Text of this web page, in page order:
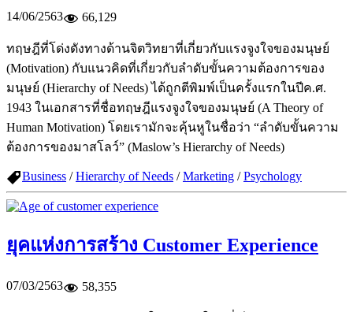
14/06/2563 66,129
ทฤษฎีที่โด่งดังทางด้านจิตวิทยาที่เกี่ยวกับแรงจูงใจของมนุษย์
(Motivation) กับแนวคิดที่เกี่ยวกับลำดับขั้นความต้องการของ
มนุษย์ (Hierarchy of Needs) ได้ถูกตีพิมพ์เป็นครั้งแรกในปีค.ศ.
1943 ในเอกสารที่ชื่อทฤษฎีแรงจูงใจของมนุษย์ (A Theory of
Human Motivation) โดยเรามักจะคุ้นหูในชื่อว่า “ลำดับขั้นความ
ต้องการของมาสโลว์” (Maslow’s Hierarchy of Needs)
Business /Hierarchy of Needs /Marketing /Psychology
ยุคแห่งการสร้าง Customer Experience
07/03/2563 58,355